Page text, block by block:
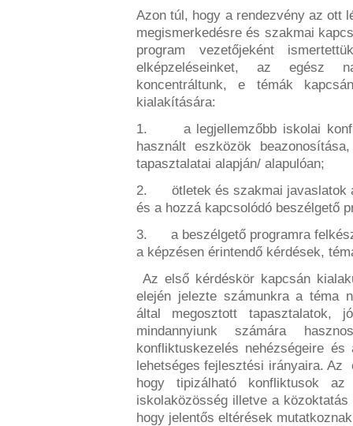
Azon túl, hogy a rendezvény az ott
megismerkedésre és szakmai
program vezetőjeként
elképzeléseinket, az egész
koncentráltunk, e témák
kialakítására:
1. a legjellemzőbb iskolai
használt eszközök
tapasztalatai alapján/ alapulóan;
2. ötletek és szakmai javaslatok
és a hozzá kapcsolódó beszélgető
3. a beszélgető programra
a képzésen érintendő kérdések,
Az első kérdéskör kapcsán
elején jelezte számunkra a téma
által megosztott tapasztalatok,
mindannyiunk számára
konfliktuskezelés nehézségeire
lehetséges fejlesztési irányaira. Az
hogy tipizálható konfliktusok
iskolaközösség illetve a
hogy jelentős eltérések